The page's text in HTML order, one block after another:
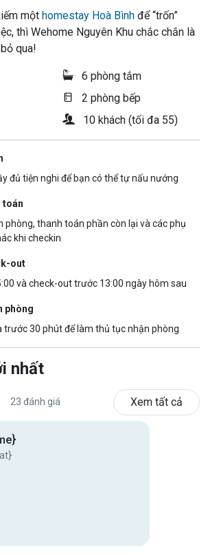
một homestay Hoà Bình để “trốn”
thì Wehome Nguyên Khu chắc chắn là
qua!
6 phòng tắm
2 phòng bếp
10 khách (tối đa 55)
đủ tiện nghi để bạn có thể tự nấu nướng
toán
phòng, thanh toán phần còn lại và các phụ
khi checkin
out
và check-out trước 13:00 ngày hôm sau
phòng
trước 30 phút để làm thủ tục nhận phòng
nhất
23 đánh giá Xem tất cả